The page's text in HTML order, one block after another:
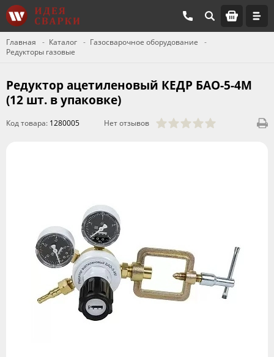
Главная Каталог
Газосварочное оборудование
Редукторы газовые
Редуктор ацетиленовый КЕДР БАО-5-4М
(12 шт. в упаковке)
Код товара: 1280005 Нет отзывов